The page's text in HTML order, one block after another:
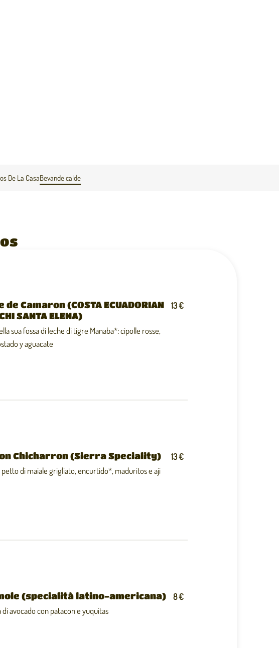
De La CasaBevande calde
de Camaron (COSTA ECUADORIAN
SANTA ELENA)
sua fossa di leche di tigre Manaba*: cipolle rosse,
y aguacate
13 €
Chicharron (Sierra Speciality)
petto di maiale grigliato, encurtido*, maduritos e aji
13 €
(specialità latino-americana)
di avocado con patacon e yuquitas
8 €